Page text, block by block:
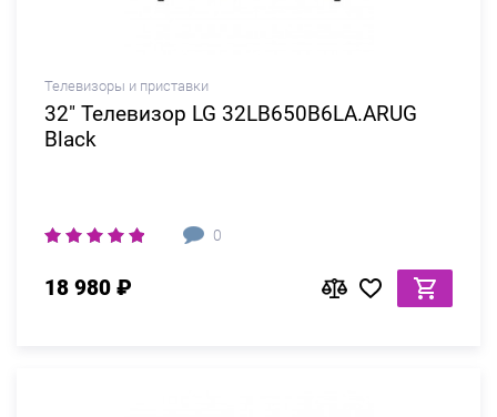
Телевизоры и приставки
32" Телевизор LG 32LB650B6LA.ARUG
Black
0
18 980 ₽